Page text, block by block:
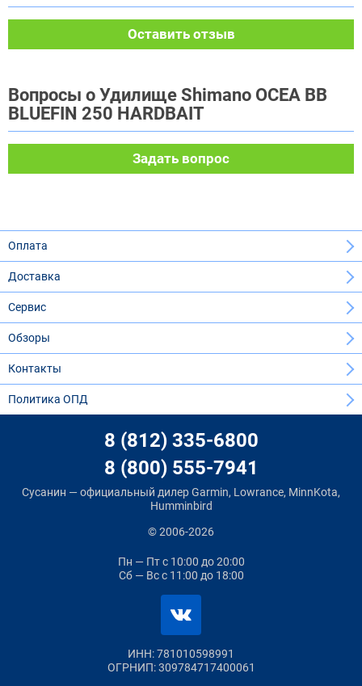
Оставить отзыв
Вопросы о Удилище Shimano OCEA BB
BLUEFIN 250 HARDBAIT
Задать вопрос
Оплата
Доставка
Сервис
Обзоры
Контакты
Политика ОПД
8 (812) 335-6800
8 (800) 555-7941
Сусанин — официальный дилер Garmin, Lowrance, MinnKota,
Humminbird
© 2006-2026
Пн — Птс 10:00 до 20:00
Сб — Всс 11:00 до 18:00
ИНН: 781010598991
ОГРНИП: 309784717400061